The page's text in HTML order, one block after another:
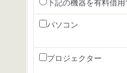
下記の機器を有料借用
パソコン
プロジェクター